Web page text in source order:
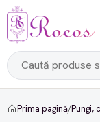
Prima pagină/Pungi,